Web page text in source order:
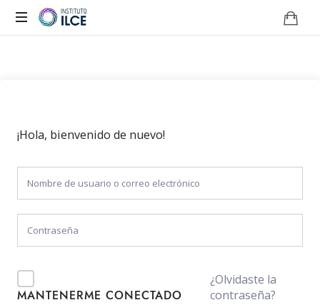
¡Hola, bienvenido de nuevo!
MANTENERME CONECTADO
¿Olvidaste la
contraseña?